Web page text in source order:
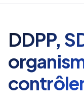
DDPP,